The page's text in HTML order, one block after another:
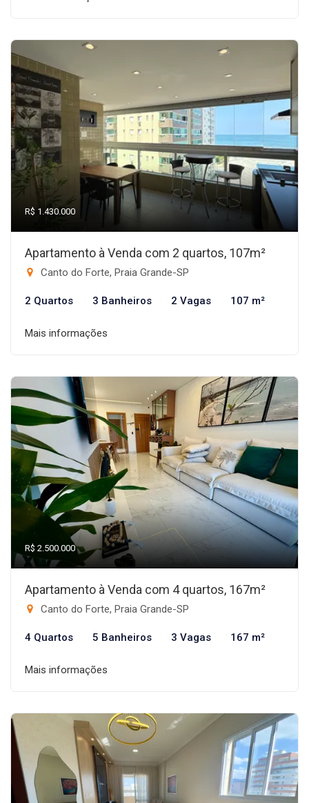
R$ 1.430.000
Apartamento à Venda com 2 quartos, 107m²
Canto do Forte, Praia Grande-SP
2 Quartos 3 Banheiros 2 Vagas 107 m²
Mais informações
R$ 2.500.000
Apartamento à Venda com 4 quartos, 167m²
Canto do Forte, Praia Grande-SP
4 Quartos 5 Banheiros 3 Vagas 167 m²
Mais informações